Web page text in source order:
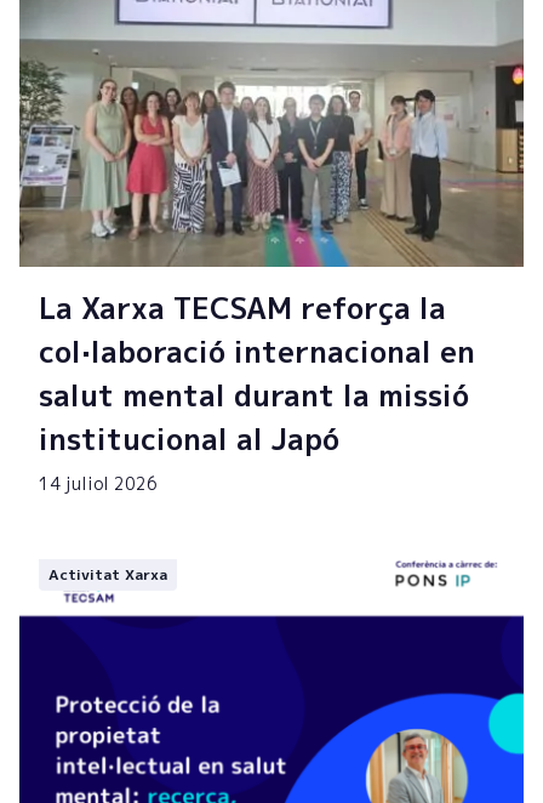
La Xarxa TECSAM reforça la
col·laboració internacional en
salut mental durant la missió
institucional al Japó
14 juliol 2026
Activitat Xarxa